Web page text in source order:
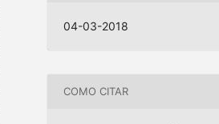
04-03-2018
COMO CITAR